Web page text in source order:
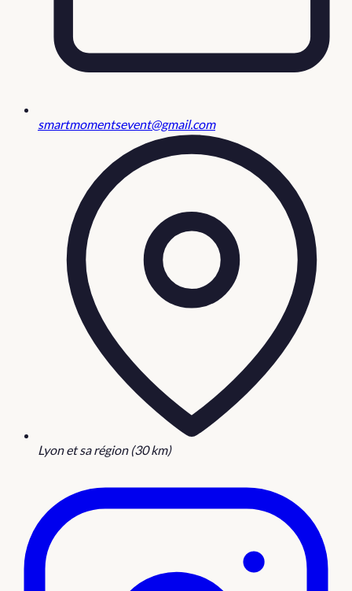
smartmomentsevent@gmail.com
Lyon et sa région (30 km)